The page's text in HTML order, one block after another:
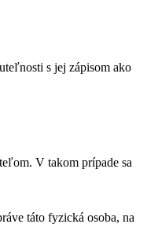
s jej zápisom ako
V takom prípade sa
táto fyzická osoba, na